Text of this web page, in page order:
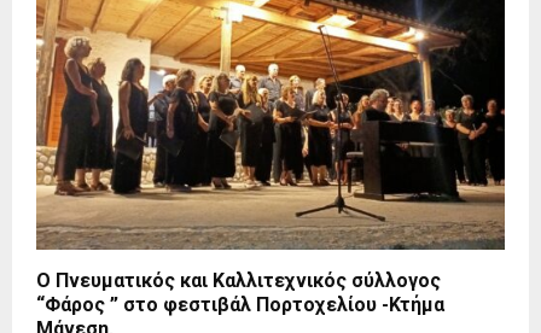
Ο Πνευματικός και Καλλιτεχνικός σύλλογος
“Φάρος ” στο φεστιβάλ Πορτοχελίου -Κτήμα
Μάνεση.